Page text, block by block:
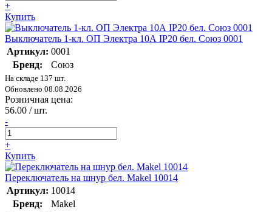
+
Купить
Выключатель 1-кл. ОП Электра 10А IP20 бел. Союз 0001
Артикул: 0001
Бренд:
Союз
На складе 137 шт.
Обновлено 08.08.2026
Розничная цена:
56.00 / шт.
-
+
Купить
Переключатель на шнур бел. Makel 10014
Артикул: 10014
Бренд:
Makel